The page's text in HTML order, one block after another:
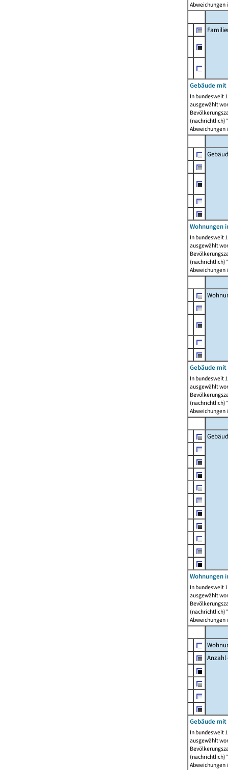
Abweichungen
Gebäude
In bundesweit
ausgewählt
Abweichungen
Wohnungen
In bundesweit
ausgewählt
Abweichungen
Gebäude
In bundesweit
ausgewählt
Abweichungen
Wohnungen
In bundesweit
ausgewählt
Abweichungen
Anzahl
Gebäude
In bundesweit
ausgewählt
Abweichungen